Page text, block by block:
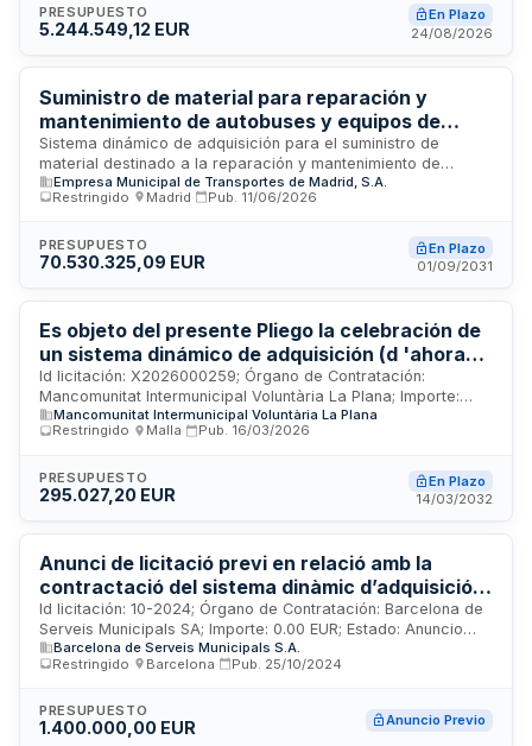
coordinación de emergencias (061) y demás centros
adscritos a la Gerencia de Atención Primaria del Servicio
mantenimiento y reposición periódica del equipamiento
necesario para garantizar las condiciones de seguridad e
higiene laboral de los trabajadores sanitarios. Presupuesto
estimado de más de dos millones de euros.
PRESUPUESTO
5.244.549,12 EUR
En Plazo
24/08/2026
Suministro de material para reparación y
mantenimiento de autobuses y equipos de
taller - Empresa Municipal de Transportes de
Madrid
Sistema dinámico de adquisición para el suministro de
material destinado a la reparación y mantenimiento de
autobuses, vehículos auxiliares y equipos de taller de la
Empresa Municipal de Transportes de Madrid. La licitación
componentes de automoción, hierros y artículos de
ferretería, productos químicos, y vestuario con equipos de
restringido con tramitación ordinaria y presentación
electrónica, regido por el Real Decreto-ley 3/2020 y
normativa de contratos del sector público.
Empresa Municipal de Transportes de Madrid, S.A.
Restringido
Madrid Pub. 11/06/2026
PRESUPUESTO
70.530.325,09 EUR
En Plazo
01/09/2031
Es objeto del presente Pliego la celebración de
un sistema dinámico de adquisición (d 'ahora
en adelante SDA) con el fin de seleccionar
empresas capacitadas para participar en la
licitación de suministro de ropa de trabajo y
servicios de medio ambiente de la
Mancomunidad la Plana.
Id licitación: X2026000259; Órgano de Contratación:
Mancomunitat Intermunicipal Voluntària La Plana; Importe:
0.00 EUR; Estado: EN PLAZO
Mancomunitat Intermunicipal Voluntària La Plana
Restringido
Malla Pub. 16/03/2026
PRESUPUESTO
295.027,20 EUR
En Plazo
14/03/2032
Anunci de licitació previ en relació amb la
contractació del sistema dinàmic d’adquisició
per al subministrament i consultoria d’equips de
protecció individual (EPIs), per a BSM I CBSA.
Id licitación: 10-2024; Órgano de Contratación: Barcelona de
Serveis Municipals SA; Importe: 0.00 EUR; Estado: Anuncio
Previo
Barcelona de Serveis Municipals S.A.
Restringido
Barcelona Pub. 25/10/2024
PRESUPUESTO
1.400.000,00 EUR Anuncio Previo